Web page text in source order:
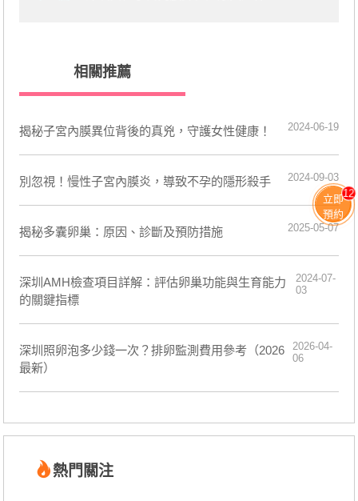
相關推薦
揭秘子宮內膜異位背後的真兇，守護女性健康！ 2024-06-19
別忽視！慢性子宮內膜炎，導致不孕的隱形殺手 2024-09-03
揭秘多囊卵巢：原因、診斷及預防措施 2025-05-07
深圳AMH檢查項目詳解：評估卵巢功能與生育能力
的關鍵指標
2024-07-
03
深圳照卵泡多少錢一次？排卵監測費用參考（2026
最新）
2026-04-
06
熱門關注
立即
預約
12